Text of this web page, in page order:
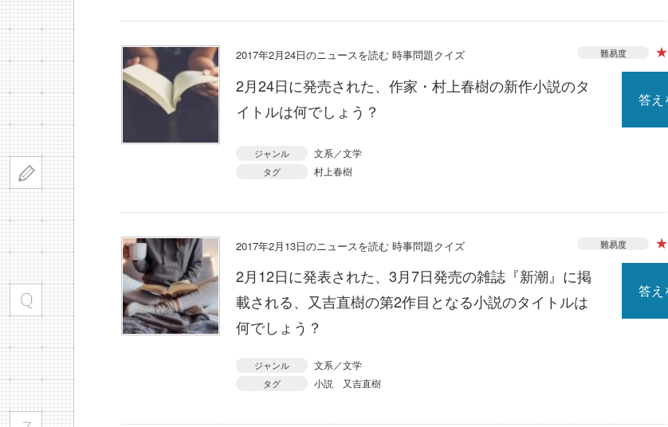
2017年2月24日のニュースを読む 時事問題クイズ 難易度 ★
2月24日に発売された、作家・村上春樹の新作小説のタ
イトルは何でしょう？
答え
ジャンル 文系／文学
タグ 村上春樹
2017年2月13日のニュースを読む 時事問題クイズ 難易度 ★
2月12日に発表された、3月7日発売の雑誌『新潮』に掲
載される、又吉直樹の第2作目となる小説のタイトルは
何でしょう？
答え
ジャンル 文系／文学
タグ 小説 又吉直樹